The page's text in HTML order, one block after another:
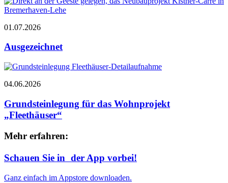
01.07.2026
Ausgezeichnet
04.06.2026
Grundsteinlegung für das Wohnprojekt
„Fleethäuser“
Mehr erfahren:
Schauen Sie in der App vorbei!
Ganz einfach im Appstore downloaden.